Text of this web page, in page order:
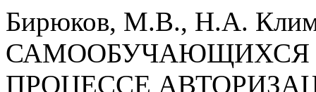
Бирюков, М.В., Н.А.
ПРОЦЕССЕ